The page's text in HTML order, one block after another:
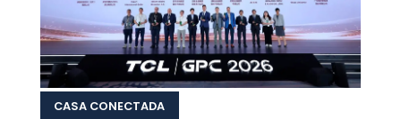
CASA CONECTADA